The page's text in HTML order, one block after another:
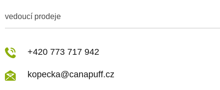
vedoucí prodeje
+420 773 717 942
kopecka@canapuff.cz